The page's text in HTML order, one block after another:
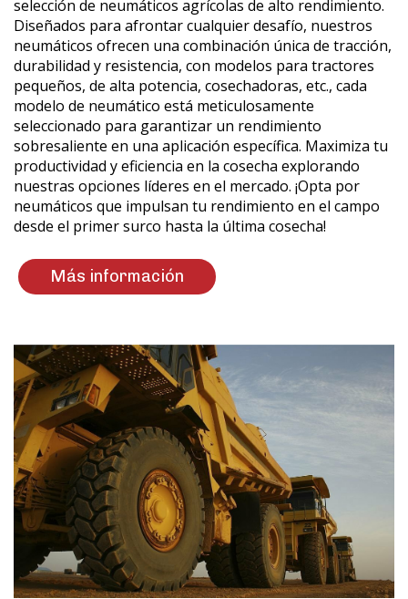
selección de neumáticos agrícolas de alto rendimiento.
Diseñados para afrontar cualquier desafío, nuestros
neumáticos ofrecen una combinación única de tracción,
durabilidad y resistencia, con modelos para tractores
pequeños, de alta potencia, cosechadoras, etc., cada
modelo de neumático está meticulosamente
seleccionado para garantizar un rendimiento
sobresaliente en una aplicación específica. Maximiza tu
productividad y eficiencia en la cosecha explorando
nuestras opciones líderes en el mercado. ¡Opta por
neumáticos que impulsan tu rendimiento en el campo
desde el primer surco hasta la última cosecha!
Más información